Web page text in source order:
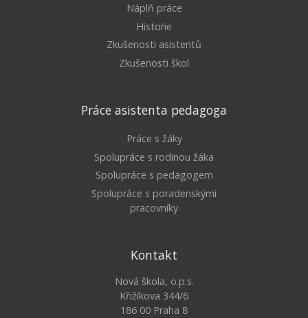
Náplň práce
Historie
Zkušenosti asistentů
Zkušenosti škol
Práce asistenta pedagoga
Práce s žáky
Spolupráce s rodinou žáka
Spolupráce s pedagogem
Spolupráce s poradenskými
pracovníky
Kontakt
Nová škola, o.p.s.
Křižíkova 344/6
186 00 Praha 8